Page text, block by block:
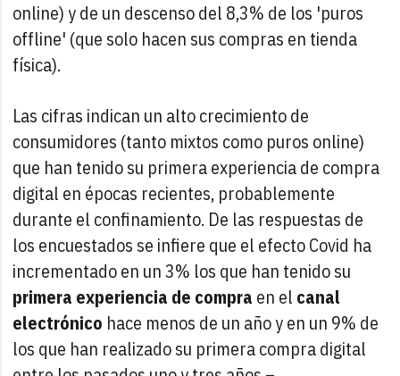
online) y de un descenso del 8,3% de los 'puros
offline' (que solo hacen sus compras en tienda
física).
Las cifras indican un alto crecimiento de
consumidores (tanto mixtos como puros online)
que han tenido su primera experiencia de compra
digital en épocas recientes, probablemente
durante el confinamiento. De las respuestas de
los encuestados se infiere que el efecto Covid ha
incrementado en un 3% los que han tenido su
primera experiencia de compra en el canal
electrónico hace menos de un año y en un 9% de
los que han realizado su primera compra digital